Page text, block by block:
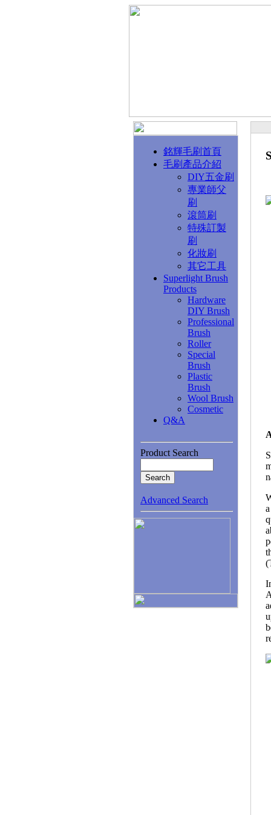
銘輝毛刷首頁
毛刷產品介紹
DIY五金刷
專業師父
刷
滾筒刷
特殊訂製
刷
化妝刷
其它工具
Superlight Brush
Products
Hardware
DIY Brush
Professional
Brush
Roller
Special
Brush
Plastic
Brush
Wool Brush
Cosmetic
Q&A
Product Search
Advanced Search